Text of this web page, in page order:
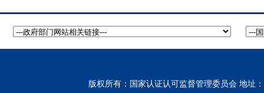
版权所有：国家认证认可监督管理委员会 地址